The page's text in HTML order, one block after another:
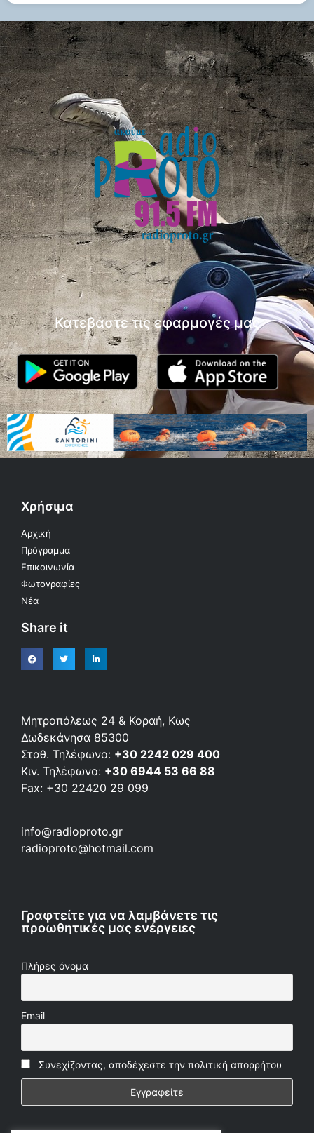
Κατεβάστε τις εφαρμογές μας
Χρήσιμα
Αρχική
Πρόγραμμα
Επικοινωνία
Φωτογραφίες
Νέα
Share it
Μητροπόλεως 24 & Κοραή, Κως
Δωδεκάνησα 85300
Σταθ. Τηλέφωνο: +30 2242 029 400
Κιν. Τηλέφωνο: +30 6944 53 66 88
Fax: +30 22420 29 099
info@radioproto.gr
radioproto@hotmail.com
Γραφτείτε για να λαμβάνετε τις
προωθητικές μας ενέργειες
Πλήρες όνομα
Email
Συνεχίζοντας, αποδέχεστε την πολιτική απορρήτου